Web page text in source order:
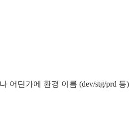
어딘가에 환경 이름 (dev/stg/prd